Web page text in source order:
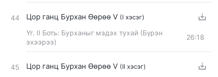
44 Цор ганц Бурхан Өөрөө V (I хэсэг)
Үг. II Боть: Бурханыг мэдэх тухай (Бүрэн
эхээрээ)
26:18
45 Цор ганц Бурхан Өөрөө V (II хэсэг)